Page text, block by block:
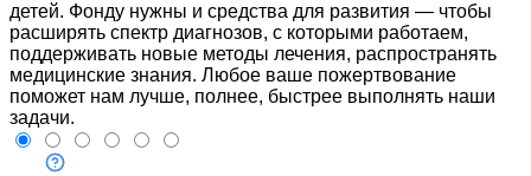
детей. Фонду нужны и средства для развития — чтобы
расширять спектр диагнозов, с которыми работаем,
поддерживать новые методы лечения, распространять
медицинские знания. Любое ваше пожертвование
поможет нам лучше, полнее, быстрее выполнять наши
задачи.